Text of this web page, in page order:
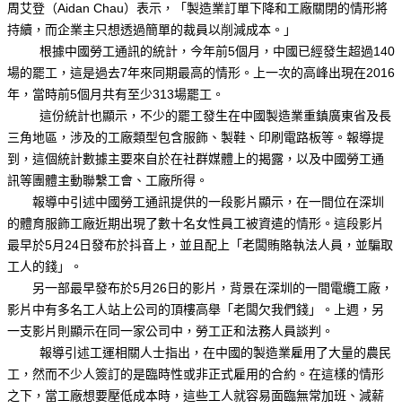
周艾登（Aidan Chau）表示，「製造業訂單下降和工廠關閉的情形將
持續，而企業主只想透過簡單的裁員以削減成本。」
根據中國勞工通訊的統計，今年前5個月，中國已經發生超過140
場的罷工，這是過去7年來同期最高的情形。上一次的高峰出現在2016
年，當時前5個月共有至少313場罷工。
這份統計也顯示，不少的罷工發生在中國製造業重鎮廣東省及長
三角地區，涉及的工廠類型包含服飾、製鞋、印刷電路板等。報導提
到，這個統計數據主要來自於在社群媒體上的揭露，以及中國勞工通
訊等團體主動聯繫工會、工廠所得。
報導中引述中國勞工通訊提供的一段影片顯示，在一間位在深圳
的體育服飾工廠近期出現了數十名女性員工被資遣的情形。這段影片
最早於5月24日發布於抖音上，並且配上「老闆賄賂執法人員，並騙取
工人的錢」。
另一部最早發布於5月26日的影片，背景在深圳的一間電纜工廠，
影片中有多名工人站上公司的頂樓高舉「老闆欠我們錢」。上週，另
一支影片則顯示在同一家公司中，勞工正和法務人員談判。
報導引述工運相關人士指出，在中國的製造業雇用了大量的農民
工，然而不少人簽訂的是臨時性或非正式雇用的合約。在這樣的情形
之下，當工廠想要壓低成本時，這些工人就容易面臨無常加班、減薪